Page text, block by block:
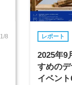
1/8 レポート
2025年9
すめの
イベン